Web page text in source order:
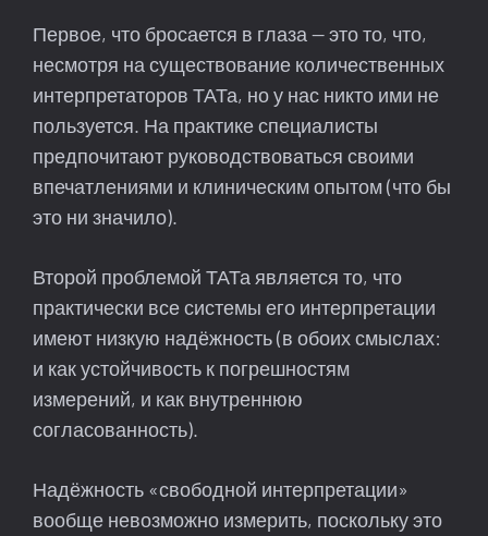
Первое, что бросается в глаза — это то, что,
несмотря на существование количественных
интерпретаторов ТАТа, но у нас никто ими не
пользуется. На практике специалисты
предпочитают руководствоваться своими
впечатлениями и клиническим опытом (что бы
это ни значило).
Второй проблемой ТАТа является то, что
практически все системы его интерпретации
имеют низкую надёжность (в обоих смыслах:
и как устойчивость к погрешностям
измерений, и как внутреннюю
согласованность).
Надёжность «свободной интерпретации»
вообще невозможно измерить, поскольку это